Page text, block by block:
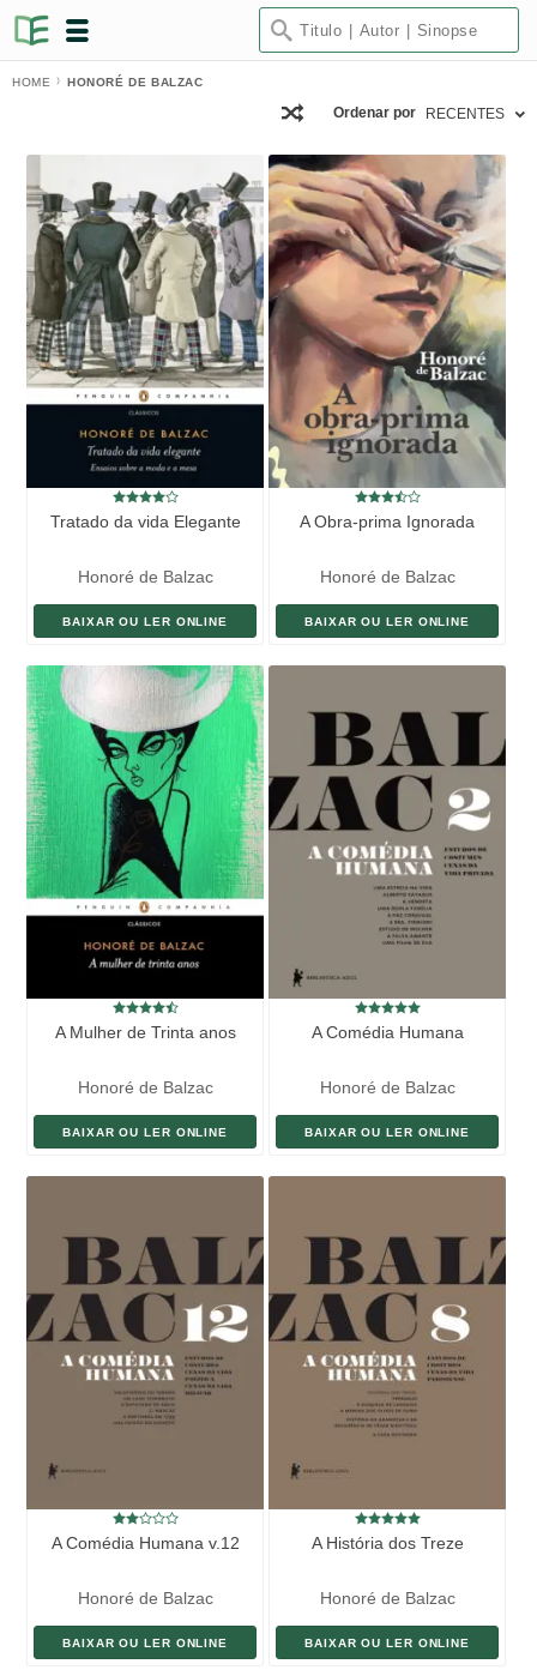
HOME HONORÉ DE BALZAC
Ordenar por RECENTES
Tratado da vida Elegante
Honoré de Balzac
BAIXAR OU LER ONLINE
A Obra-prima Ignorada
Honoré de Balzac
BAIXAR OU LER ONLINE
A Mulher de Trinta anos
Honoré de Balzac
BAIXAR OU LER ONLINE
A Comédia Humana
Honoré de Balzac
BAIXAR OU LER ONLINE
A Comédia Humana v.12
Honoré de Balzac
BAIXAR OU LER ONLINE
A História dos Treze
Honoré de Balzac
BAIXAR OU LER ONLINE